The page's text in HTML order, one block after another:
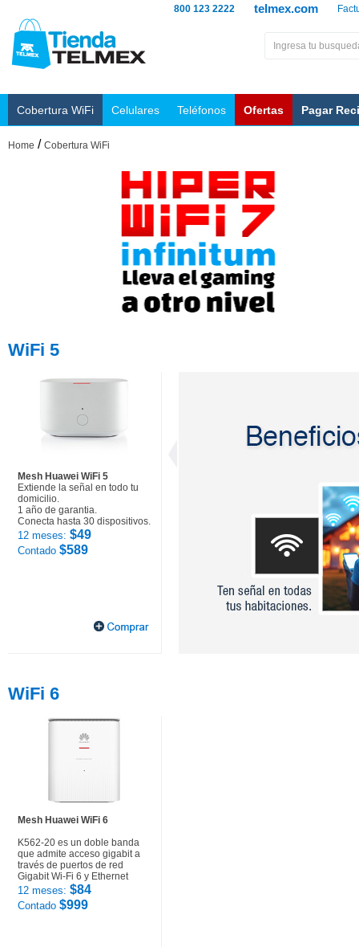
telmex.com
800 123 2222
Cobertura WiFi Celulares Teléfonos Ofertas Pagar
Home / Cobertura WiFi
WiFi 5
Mesh Huawei WiFi 5
Extiende la señal en todo tu
domicilio.
1 año de garantia.
Conecta hasta 30 dispositivos.
12 meses: $49
Contado $589
WiFi 6
Mesh Huawei WiFi 6
K562-20 es un doble banda
que admite acceso gigabit a
través de puertos de red
Gigabit Wi-Fi 6 y Ethernet
12 meses: $84
Contado $999